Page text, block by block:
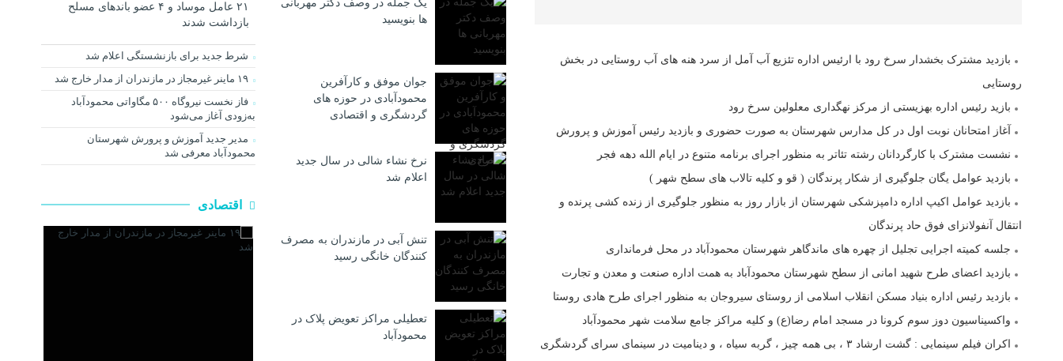
بازدید مشترک بخشدار سرخ رود با ارئیس اداره تئزیع آب آمل از سرد هنه های آب روستایی در بخش
روستایی
بازید رئیس اداره بهزیستی از مرکز نهگداری معلولین سرخ رود
آغاز امتحانان نوبت اول در کل مدارس شهرستان به صورت حضوری و بازدید رئیس آموزش و پرورش
نشست مشترک با کارگردانان رشته تئاتر به منظور اجرای برنامه متنوع در ایام الله دهه فجر
بازدید عوامل یگان جلوگیری از شکار پرندگان ( قو و کلیه تالاب های سطح شهر )
بازدید عوامل اکیپ اداره دامپزشکی شهرستان از بازار روز به منظور جلوگیری از زنده کشی پرنده و
انتقال آنفولانزای فوق حاد پرندگان
جلسه کمیته اجرایی تجلیل از چهره های ماندگاهر شهرستان محمودآباد در محل فرمانداری
بازدید اعضای طرح شهید امانی از سطح شهرستان محمودآباد به همت اداره صنعت و معدن و تجارت
بازدید رئیس اداره بنیاد مسکن انقلاب اسلامی از روستای سیروجان به منظور اجرای طرح هادی روستا
واکسیناسیون دوز سوم کرونا در مسجد امام رضا(ع) و کلیه مراکز جامع سلامت شهر محمودآباد
اکران فیلم سینمایی : گشت ارشاد ۳ ، بی همه چیز ، گربه سیاه ، و دینامیت در سینمای سرای گردشگری
ها بنویسید
جوان موفق و کارآفرین
محمودآبادی در حوزه های
گردشگری و اقتصادی
نرخ نشاء شالی در سال جدید
اعلام شد
تنش آبی در مازندران به مصرف
كنندگان خانگی رسيد
تعطیلی مراکز تعویض پلاک در
محمودآباد
۲۱ عامل موساد و ۴ عضو باند‌های مسلح
بازداشت شدند
شرط جدید برای بازنشستگی اعلام شد
۱۹ ماینر غیرمجاز در مازندران از مدار خارج شد
فاز نخست نیروگاه ۵۰۰ مگاواتی محمودآباد
به‌زودی آغاز می‌شود
مدیر جدید آموزش و پرورش شهرستان
محمودآباد معرفی شد
اقتصادی